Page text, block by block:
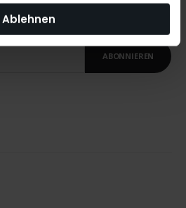
Ablehnen
rund um unseren Shop
ABONNIEREN